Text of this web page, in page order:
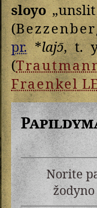
sloyo
(
pr.*lajɔ̄, t.
(
Fraenkel
Norite